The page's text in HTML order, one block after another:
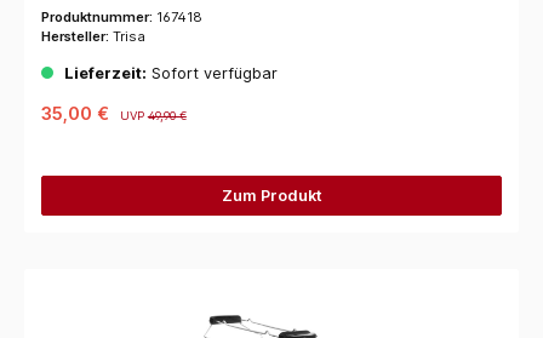
Produktnummer: 167418
Hersteller: Trisa
Lieferzeit: Sofort verfügbar
35,00 € UVP49,90 €
Zum Produkt